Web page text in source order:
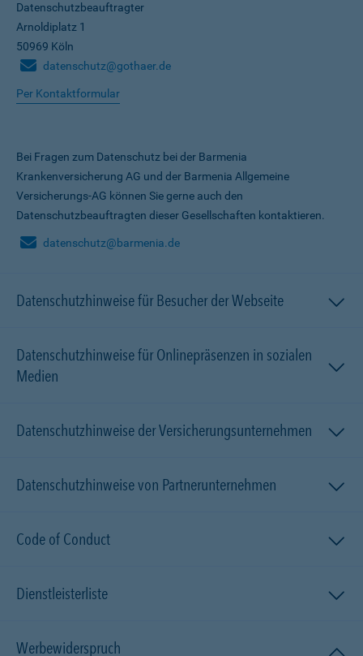
Datenschutzbeauftragter
Arnoldiplatz 1
50969 Köln
datenschutz@gothaer.de
Per Kontaktformular
Bei Fragen zum Datenschutz bei der Barmenia
Krankenversicherung AG und der Barmenia Allgemeine
Versicherungs-AG können Sie gerne auch den
Datenschutzbeauftragten dieser Gesellschaften kontaktieren.
datenschutz@barmenia.de
Datenschutzhinweise für Besucher der Webseite
Datenschutzhinweise für Onlinepräsenzen in sozialen
Medien
Datenschutzhinweise der Versicherungsunternehmen
Datenschutzhinweise von Partnerunternehmen
Code of Conduct
Dienstleisterliste
Werbewiderspruch